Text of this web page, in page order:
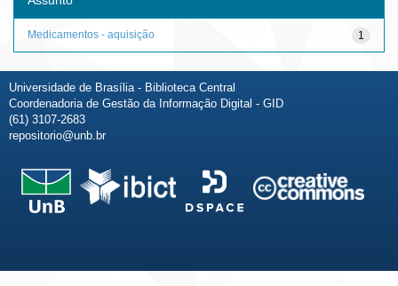
1
Medicamentos - aquisição
Universidade de Brasília - Biblioteca Central
Coordenadoria de Gestão da Informação Digital - GID
(61) 3107-2683
repositorio@unb.br